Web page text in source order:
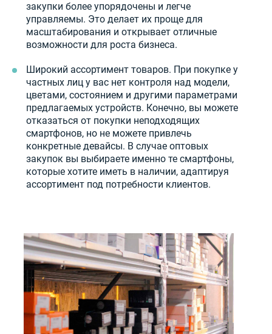
закупки более упорядочены и легче
управляемы. Это делает их проще для
масштабирования и открывает отличные
возможности для роста бизнеса.
Широкий ассортимент товаров. При покупке у
частных лиц у вас нет контроля над модели,
цветами, состоянием и другими параметрами
предлагаемых устройств. Конечно, вы можете
отказаться от покупки неподходящих
смартфонов, но не можете привлечь
конкретные девайсы. В случае оптовых
закупок вы выбираете именно те смартфоны,
которые хотите иметь в наличии, адаптируя
ассортимент под потребности клиентов.